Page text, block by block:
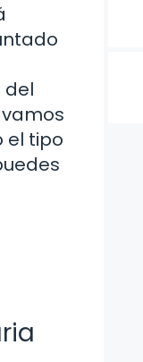
del
el tipo